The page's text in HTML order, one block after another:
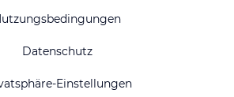
Datenschutz
Einstellungen